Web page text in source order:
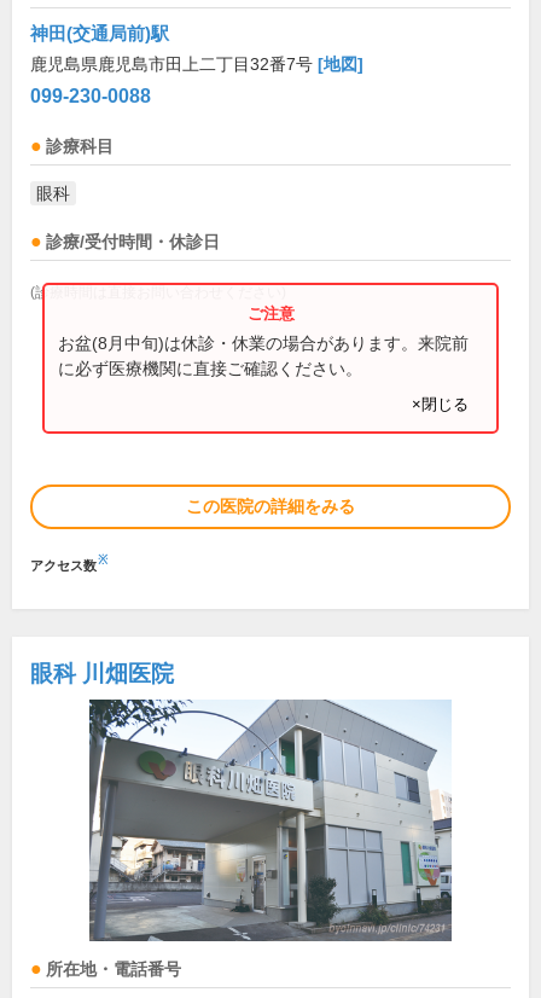
神田(交通局前)駅
鹿児島県鹿児島市田上二丁目32番7号 [地図]
099-230-0088
診療科目
眼科
診療/受付時間・休診日
(診療時間は直接お問い合わせください)
お盆(8月中旬)は休診・休業の場合があります。来院前
に必ず医療機関に直接ご確認ください。
×閉じる
この医院の詳細をみる
アクセス数※
眼科 川畑医院
所在地・電話番号